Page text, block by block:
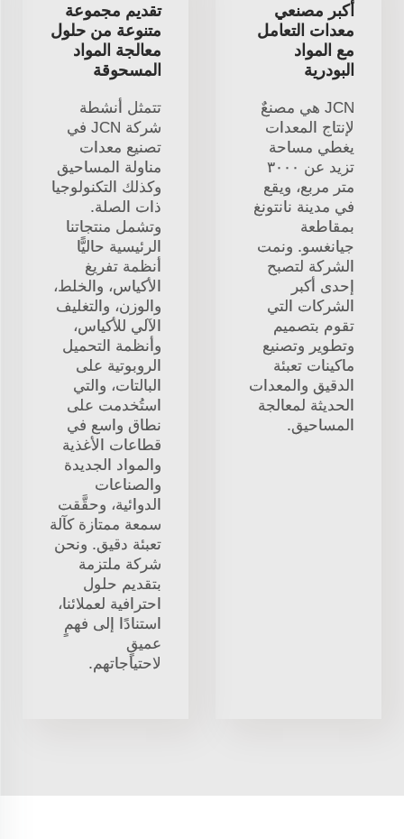
أكبر مصنعي
معدات التعامل
مع المواد
البودرية
JCN هي مصنعٌ
لإنتاج المعدات
يغطي مساحة
تزيد عن ٣٠٠٠
متر مربع، ويقع
في مدينة نانتونغ
بمقاطعة
جيانغسو. ونمت
الشركة لتصبح
إحدى أكبر
الشركات التي
تقوم بتصميم
وتطوير وتصنيع
ماكينات تعبئة
الدقيق والمعدات
الحديثة لمعالجة
المساحيق.
تقديم مجموعة
متنوعة من حلول
معالجة المواد
المسحوقة
تتمثل أنشطة
شركة JCN في
تصنيع معدات
مناولة المساحيق
وكذلك التكنولوجيا
ذات الصلة.
وتشمل منتجاتنا
الرئيسية حاليًّا
أنظمة تفريغ
الأكياس، والخلط،
والوزن، والتغليف
الآلي للأكياس،
وأنظمة التحميل
الروبوتية على
البالتات، والتي
استُخدمت على
نطاق واسع في
قطاعات الأغذية
والمواد الجديدة
والصناعات
الدوائية، وحقَّقت
سمعة ممتازة كآلة
تعبئة دقيق. ونحن
شركة ملتزمة
بتقديم حلول
احترافية لعملائنا،
استنادًا إلى فهمٍ
عميقٍ
لاحتياجاتهم.